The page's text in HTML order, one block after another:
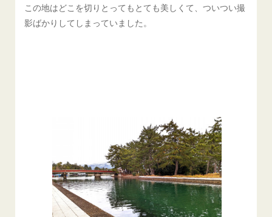
この地はどこを切りとってもとても美しくて、ついつい撮
影ばかりしてしまっていました。